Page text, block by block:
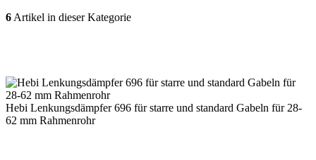
6 Artikel in dieser Kategorie
Hebi Lenkungsdämpfer 696 für starre und standard Gabeln für 28-
62 mm Rahmenrohr